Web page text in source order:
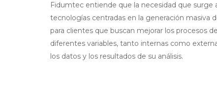
Fidumtec entiende que la necesidad que surge
tecnologías centradas en la generación masiva
para clientes que buscan mejorar los procesos
diferentes variables, tanto internas como
los datos y los resultados de su análisis.